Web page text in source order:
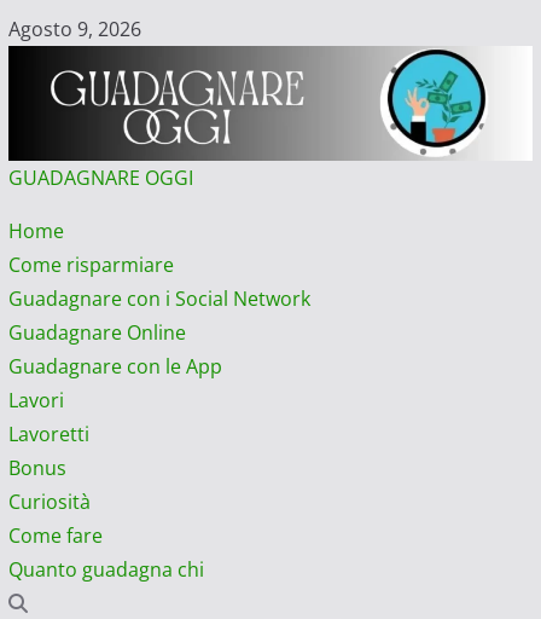
Vai
contenuto
Agosto 9, 2026
GUADAGNARE OGGI
Menu
principale
Home
Come risparmiare
Guadagnare con i Social Network
Guadagnare Online
Guadagnare con le App
Lavori
Lavoretti
Bonus
Curiosità
Come fare
Quanto guadagna chi